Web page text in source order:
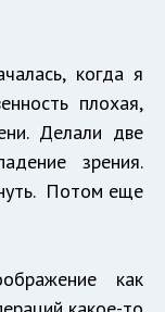
когда я
плохая,
Делали две
зрения.
Потом еще
как